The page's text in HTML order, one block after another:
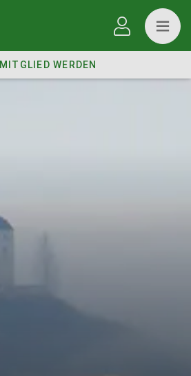
MITGLIED WERDEN